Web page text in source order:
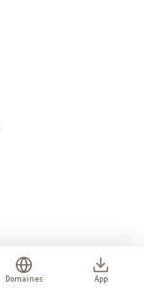
Domaines App